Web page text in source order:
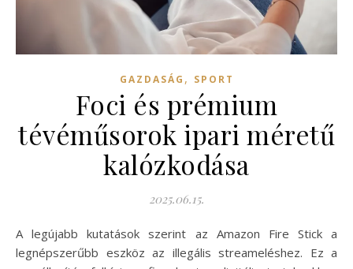
GAZDASÁG , SPORT
Foci és prémium
tévéműsorok ipari méretű
kalózkodása
2025.06.15.
A legújabb kutatások szerint az Amazon Fire Stick a
legnépszerűbb eszköz az illegális streameléshez. Ez a